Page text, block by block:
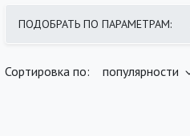
ПОДОБРАТЬ ПО ПАРАМЕТРАМ:
Сортировка по: популярности